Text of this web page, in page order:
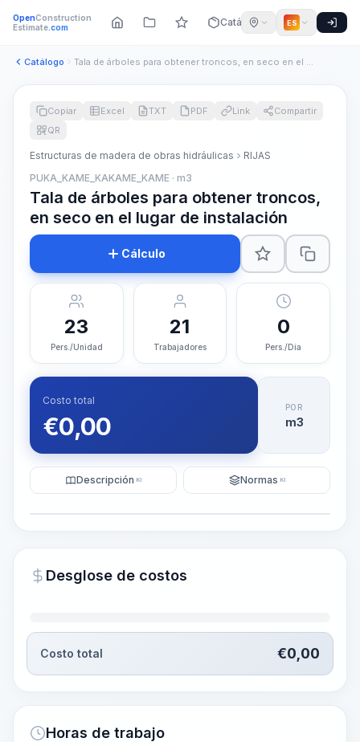
OpenConstruction
Estimate.com Catálogo ES
Catálogo Tala de árboles para obtener troncos, en seco en el lugar de...
~15-30 Sek.
Copiar Excel TXT PDF Link
Compartir
QR
Estructuras de madera de obras hidráulicas
RIJAS
PUKA_KAME_KAKAME_KAME · m3
Tala de árboles para obtener troncos,
en seco en el lugar de instalación
Cálculo
23
Pers./Unidad
21
Trabajadores
0
Pers./Día
Costo total
€0,00
POR
m3
Descripción KI Normas KI
Desglose de costos
Costo total €0,00
Horas de trabajo